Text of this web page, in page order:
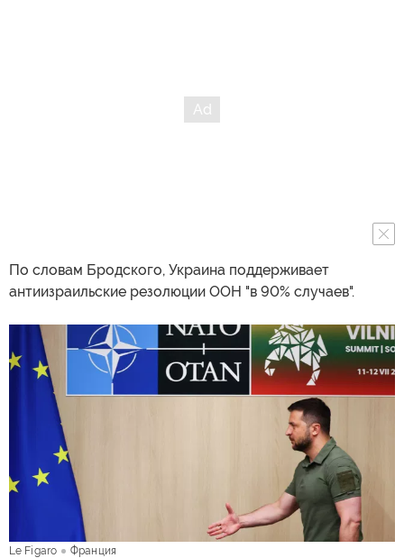
По словам Бродского, Украина поддерживает
антиизраильские резолюции ООН "в 90% случаев".
Le Figaro Франция